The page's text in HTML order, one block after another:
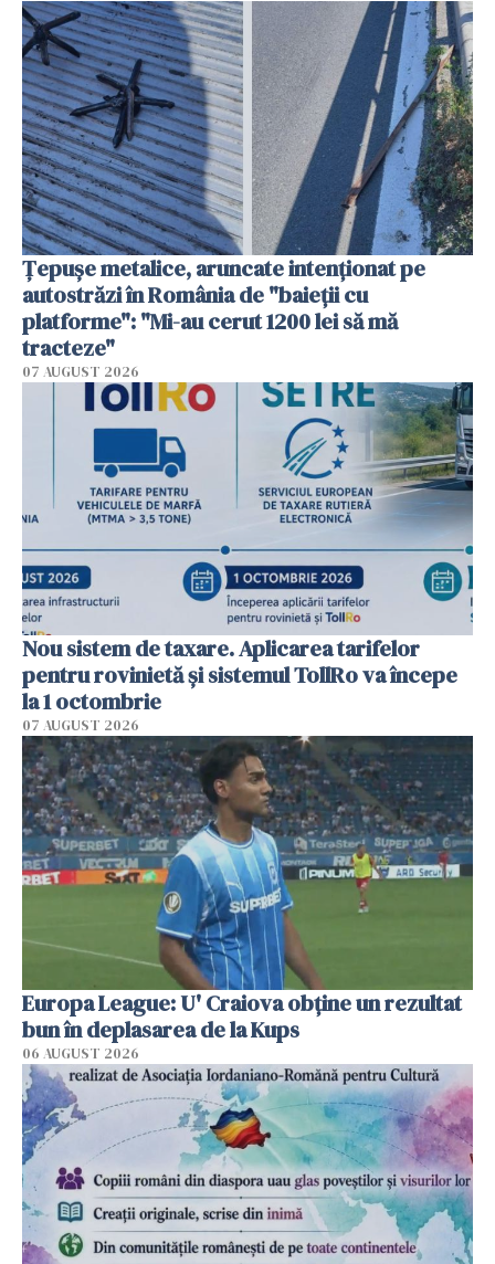
Țepușe metalice, aruncate intenționat pe
autostrăzi în România de "baieții cu
platforme": "Mi-au cerut 1200 lei să mă
tracteze"
07 AUGUST 2026
Nou sistem de taxare. Aplicarea tarifelor
pentru rovinietă şi sistemul TollRo va începe
la 1 octombrie
07 AUGUST 2026
Europa League: U' Craiova obține un rezultat
bun în deplasarea de la Kups
06 AUGUST 2026